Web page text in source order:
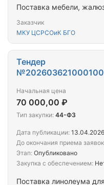
Поставка мебели,
Заказчик
МКУ ЦСРСОиК БГО
Поставка линолеума
Тендер
Начальная цена
70 000,00 ₽
Тип закупки: 44-ФЗ
Дата публикации: 13.04.2026
До окончания приема
Этап: Опубликовано
Закупка с обеспечением: